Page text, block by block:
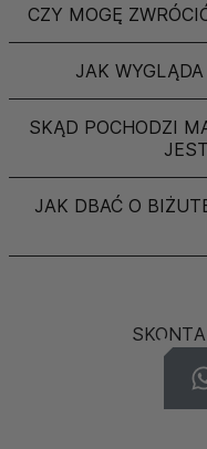
CZY MOGĘ
JAK
SKĄD POCHODZI
JAK DBAĆ O